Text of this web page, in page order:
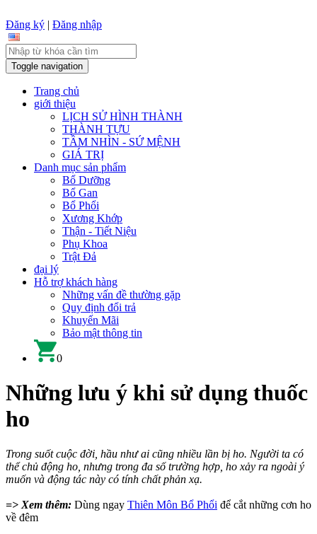
Đăng ký | Đăng nhập
Toggle navigation
Trang chủ
giới thiệu
LỊCH SỬ HÌNH THÀNH
THÀNH TỰU
TẦM NHÌN - SỨ MỆNH
GIÁ TRỊ
Danh mục sản phẩm
Bổ Dưỡng
Bổ Gan
Bổ Phổi
Xương Khớp
Thận - Tiết Niệu
Phụ Khoa
Trật Đả
đại lý
Hỗ trợ khách hàng
Những vấn đề thường gặp
Quy định đổi trả
Khuyến Mãi
Bảo mật thông tin
0
Những lưu ý khi sử dụng thuốc
ho
Trong suốt cuộc đời, hầu như ai cũng nhiều lần bị ho. Người ta có
thể chủ động ho, nhưng trong đa số trường hợp, ho xảy ra ngoài ý
muốn và động tác này có tính chất phản xạ.
=> Xem thêm: Dùng ngay Thiên Môn Bổ Phổi để cắt những cơn ho
về đêm